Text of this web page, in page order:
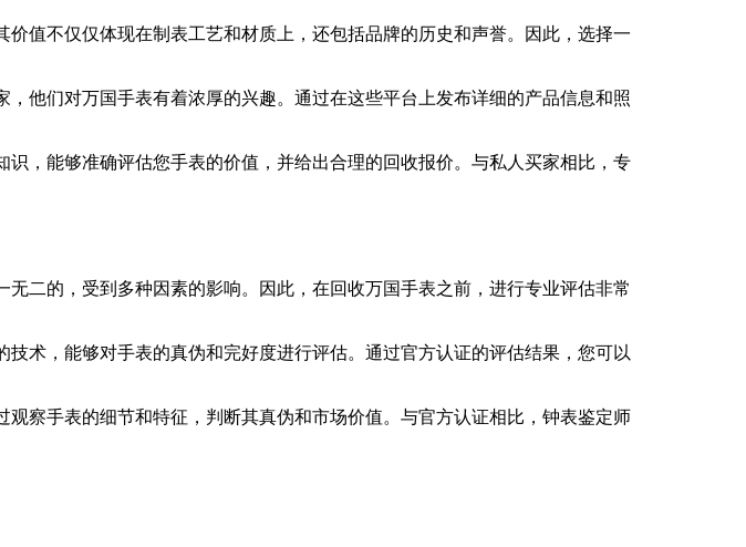
值不仅仅体现在制表工艺和材质上，还包括品牌的历史和声誉。因此，选择一
他们对万国手表有着浓厚的兴趣。通过在这些平台上发布详细的产品信息和照
，能够准确评估您手表的价值，并给出合理的回收报价。与私人买家相比，专
二的，受到多种因素的影响。因此，在回收万国手表之前，进行专业评估非常
术，能够对手表的真伪和完好度进行评估。通过官方认证的评估结果，您可以
察手表的细节和特征，判断其真伪和市场价值。与官方认证相比，钟表鉴定师